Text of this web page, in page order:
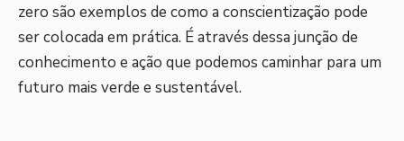
zero são exemplos de como a conscientização pode
ser colocada em prática. É através dessa junção de
conhecimento e ação que podemos caminhar para um
futuro mais verde e sustentável.